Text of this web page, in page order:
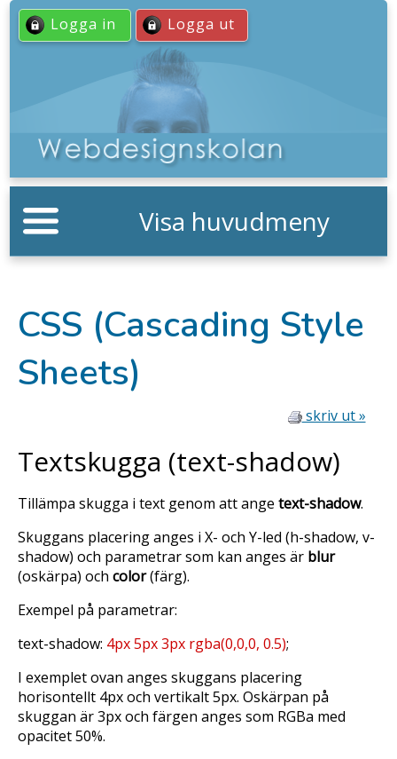
Logga in Logga ut
Visa huvudmeny
CSS (Cascading Style
Sheets)
skriv ut »
Textskugga (text-shadow)
Tillämpa skugga i text genom att ange text-shadow.
Skuggans placering anges i X- och Y-led (h-shadow, v-
shadow) och parametrar som kan anges är blur
(oskärpa) och color(färg).
Exempel på parametrar:
text-shadow: 4px 5px 3px rgba(0,0,0, 0.5);
I exemplet ovan anges skuggans placering
horisontellt 4px och vertikalt 5px. Oskärpan på
skuggan är 3px och färgen anges som RGBa med
opacitet 50%.